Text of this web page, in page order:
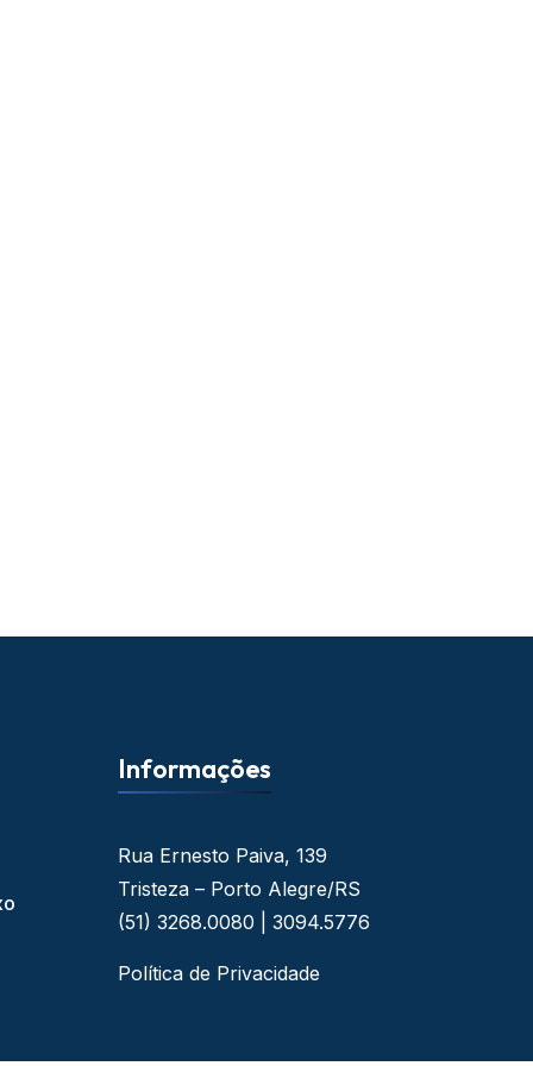
Informações
Rua Ernesto Paiva, 139
Tristeza – Porto Alegre/RS
(51) 3268.0080 | 3094.5776
Política de Privacidade